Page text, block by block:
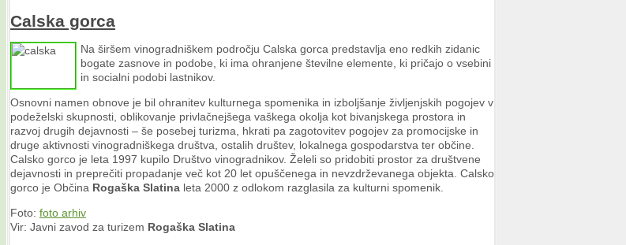
Calska gorca
Na širšem vinogradniškem področju Calska gorca predstavlja eno redkih zidanic
bogate zasnove in podobe, ki ima ohranjene številne elemente, ki pričajo o vsebini
in socialni podobi lastnikov.
Osnovni namen obnove je bil ohranitev kulturnega spomenika in izboljšanje življenjskih pogojev v
podeželski skupnosti, oblikovanje privlačnejšega vaškega okolja kot bivanjskega prostora in
razvoj drugih dejavnosti – še posebej turizma, hkrati pa zagotovitev pogojev za promocijske in
druge aktivnosti vinogradniškega društva, ostalih društev, lokalnega gospodarstva ter občine.
Calsko gorco je leta 1997 kupilo Društvo vinogradnikov. Želeli so pridobiti prostor za društvene
dejavnosti in preprečiti propadanje več kot 20 let opuščenega in nevzdrževanega objekta. Calsko
gorco je Občina Rogaška Slatina leta 2000 z odlokom razglasila za kulturni spomenik.
Foto: foto arhiv
Vir: Javni zavod za turizem Rogaška Slatina